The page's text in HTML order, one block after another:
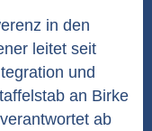
in den
leitet seit
und
an Birke
ab